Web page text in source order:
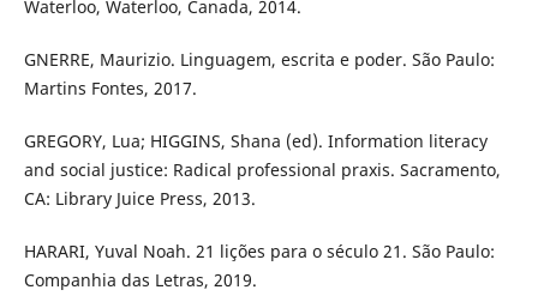
Waterloo, Waterloo, Canada, 2014.
GNERRE, Maurizio. Linguagem, escrita e poder. São Paulo:
Martins Fontes, 2017.
GREGORY, Lua; HIGGINS, Shana (ed). Information literacy
and social justice: Radical professional praxis. Sacramento,
CA: Library Juice Press, 2013.
HARARI, Yuval Noah. 21 lições para o século 21. São Paulo:
Companhia das Letras, 2019.